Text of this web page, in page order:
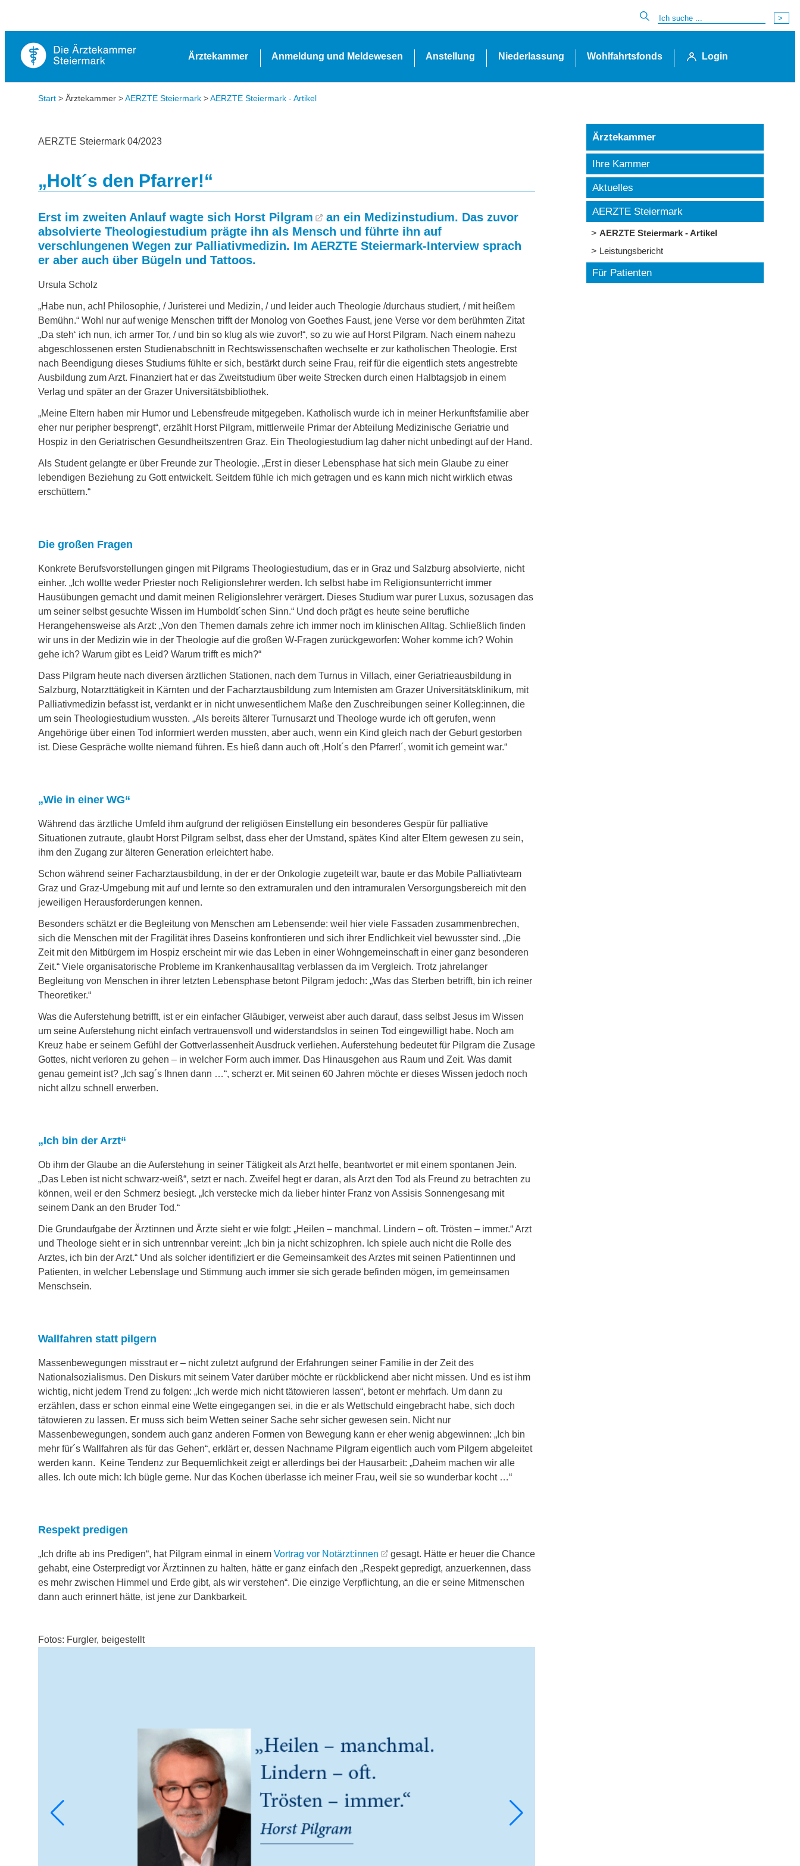
Ärztekammer Anmeldung und Meldewesen Anstellung Niederlassung Wohlfahrtsfonds Login
Start > Ärztekammer >AERZTE Steiermark >AERZTE Steiermark - Artikel
AERZTE Steiermark 04/2023
„Holt´s den Pfarrer!“
Erst im zweiten Anlauf wagte sich Horst Pilgram
an ein Medizinstudium. Das zuvor
absolvierte Theologiestudium prägte ihn als Mensch und führte ihn auf
verschlungenen Wegen zur Palliativmedizin. Im AERZTE Steiermark-Interview sprach
er aber auch über Bügeln und Tattoos.
Ursula Scholz
„Habe nun, ach! Philosophie, / Juristerei und Medizin, / und leider auch Theologie /durchaus studiert, / mit heißem
Bemühn.“ Wohl nur auf wenige Menschen trifft der Monolog von Goethes Faust, jene Verse vor dem berühmten Zitat
„Da steh‘ ich nun, ich armer Tor, / und bin so klug als wie zuvor!“, so zu wie auf Horst Pilgram. Nach einem nahezu
abgeschlossenen ersten Studienabschnitt in Rechtswissenschaften wechselte er zur katholischen Theologie. Erst
nach Beendigung dieses Studiums fühlte er sich, bestärkt durch seine Frau, reif für die eigentlich stets angestrebte
Ausbildung zum Arzt. Finanziert hat er das Zweitstudium über weite Strecken durch einen Halbtagsjob in einem
Verlag und später an der Grazer Universitätsbibliothek.
„Meine Eltern haben mir Humor und Lebensfreude mitgegeben. Katholisch wurde ich in meiner Herkunftsfamilie aber
eher nur peripher besprengt“, erzählt Horst Pilgram, mittlerweile Primar der Abteilung Medizinische Geriatrie und
Hospiz in den Geriatrischen Gesundheitszentren Graz. Ein Theologiestudium lag daher nicht unbedingt auf der Hand.
Als Student gelangte er über Freunde zur Theologie. „Erst in dieser Lebensphase hat sich mein Glaube zu einer
lebendigen Beziehung zu Gott entwickelt. Seitdem fühle ich mich getragen und es kann mich nicht wirklich etwas
erschüttern.“
Die großen Fragen
Konkrete Berufsvorstellungen gingen mit Pilgrams Theologiestudium, das er in Graz und Salzburg absolvierte, nicht
einher. „Ich wollte weder Priester noch Religionslehrer werden. Ich selbst habe im Religionsunterricht immer
Hausübungen gemacht und damit meinen Religionslehrer verärgert. Dieses Studium war purer Luxus, sozusagen das
um seiner selbst gesuchte Wissen im Humboldt´schen Sinn.“ Und doch prägt es heute seine berufliche
Herangehensweise als Arzt: „Von den Themen damals zehre ich immer noch im klinischen Alltag. Schließlich finden
wir uns in der Medizin wie in der Theologie auf die großen W-Fragen zurückgeworfen: Woher komme ich? Wohin
gehe ich? Warum gibt es Leid? Warum trifft es mich?“
Dass Pilgram heute nach diversen ärztlichen Stationen, nach dem Turnus in Villach, einer Geriatrieausbildung in
Salzburg, Notarzttätigkeit in Kärnten und der Facharztausbildung zum Internisten am Grazer Universitätsklinikum, mit
Palliativmedizin befasst ist, verdankt er in nicht unwesentlichem Maße den Zuschreibungen seiner Kolleg:innen, die
um sein Theologiestudium wussten. „Als bereits älterer Turnusarzt und Theologe wurde ich oft gerufen, wenn
Angehörige über einen Tod informiert werden mussten, aber auch, wenn ein Kind gleich nach der Geburt gestorben
ist. Diese Gespräche wollte niemand führen. Es hieß dann auch oft ,Holt´s den Pfarrer!´, womit ich gemeint war.“
„Wie in einer WG“
Während das ärztliche Umfeld ihm aufgrund der religiösen Einstellung ein besonderes Gespür für palliative
Situationen zutraute, glaubt Horst Pilgram selbst, dass eher der Umstand, spätes Kind alter Eltern gewesen zu sein,
ihm den Zugang zur älteren Generation erleichtert habe.
Schon während seiner Facharztausbildung, in der er der Onkologie zugeteilt war, baute er das Mobile Palliativteam
Graz und Graz-Umgebung mit auf und lernte so den extramuralen und den intramuralen Versorgungsbereich mit den
jeweiligen Herausforderungen kennen.
Besonders schätzt er die Begleitung von Menschen am Lebensende: weil hier viele Fassaden zusammenbrechen,
sich die Menschen mit der Fragilität ihres Daseins konfrontieren und sich ihrer Endlichkeit viel bewusster sind. „Die
Zeit mit den Mitbürgern im Hospiz erscheint mir wie das Leben in einer Wohngemeinschaft in einer ganz besonderen
Zeit.“ Viele organisatorische Probleme im Krankenhausalltag verblassen da im Vergleich. Trotz jahrelanger
Begleitung von Menschen in ihrer letzten Lebensphase betont Pilgram jedoch: „Was das Sterben betrifft, bin ich reiner
Theoretiker.“
Was die Auferstehung betrifft, ist er ein einfacher Gläubiger, verweist aber auch darauf, dass selbst Jesus im Wissen
um seine Auferstehung nicht einfach vertrauensvoll und widerstandslos in seinen Tod eingewilligt habe. Noch am
Kreuz habe er seinem Gefühl der Gottverlassenheit Ausdruck verliehen. Auferstehung bedeutet für Pilgram die Zusage
Gottes, nicht verloren zu gehen – in welcher Form auch immer. Das Hinausgehen aus Raum und Zeit. Was damit
genau gemeint ist? „Ich sag´s Ihnen dann …“, scherzt er. Mit seinen 60 Jahren möchte er dieses Wissen jedoch noch
nicht allzu schnell erwerben.
„Ich bin der Arzt“
Ob ihm der Glaube an die Auferstehung in seiner Tätigkeit als Arzt helfe, beantwortet er mit einem spontanen Jein.
„Das Leben ist nicht schwarz-weiß“, setzt er nach. Zweifel hegt er daran, als Arzt den Tod als Freund zu betrachten zu
können, weil er den Schmerz besiegt. „Ich verstecke mich da lieber hinter Franz von Assisis Sonnengesang mit
seinem Dank an den Bruder Tod.“
Die Grundaufgabe der Ärztinnen und Ärzte sieht er wie folgt: „Heilen – manchmal. Lindern – oft. Trösten – immer.“ Arzt
und Theologe sieht er in sich untrennbar vereint: „Ich bin ja nicht schizophren. Ich spiele auch nicht die Rolle des
Arztes, ich bin der Arzt.“ Und als solcher identifiziert er die Gemeinsamkeit des Arztes mit seinen Patientinnen und
Patienten, in welcher Lebenslage und Stimmung auch immer sie sich gerade befinden mögen, im gemeinsamen
Menschsein.
Wallfahren statt pilgern
Massenbewegungen misstraut er – nicht zuletzt aufgrund der Erfahrungen seiner Familie in der Zeit des
Nationalsozialismus. Den Diskurs mit seinem Vater darüber möchte er rückblickend aber nicht missen. Und es ist ihm
wichtig, nicht jedem Trend zu folgen: „Ich werde mich nicht tätowieren lassen“, betont er mehrfach. Um dann zu
erzählen, dass er schon einmal eine Wette eingegangen sei, in die er als Wettschuld eingebracht habe, sich doch
tätowieren zu lassen. Er muss sich beim Wetten seiner Sache sehr sicher gewesen sein. Nicht nur
Massenbewegungen, sondern auch ganz anderen Formen von Bewegung kann er eher wenig abgewinnen: „Ich bin
mehr für´s Wallfahren als für das Gehen“, erklärt er, dessen Nachname Pilgram eigentlich auch vom Pilgern abgeleitet
werden kann. Keine Tendenz zur Bequemlichkeit zeigt er allerdings bei der Hausarbeit: „Daheim machen wir alle
alles. Ich oute mich: Ich bügle gerne. Nur das Kochen überlasse ich meiner Frau, weil sie so wunderbar kocht …“
Respekt predigen
„Ich drifte ab ins Predigen“, hat Pilgram einmal in einem Vortrag vor Notärzt:innen
gesagt. Hätte er heuer die Chance
gehabt, eine Osterpredigt vor Ärzt:innen zu halten, hätte er ganz einfach den „Respekt gepredigt, anzuerkennen, dass
es mehr zwischen Himmel und Erde gibt, als wir verstehen“. Die einzige Verpflichtung, an die er seine Mitmenschen
dann auch erinnert hätte, ist jene zur Dankbarkeit.
Fotos: Furgler, beigestellt
Ärztekammer
Ihre Kammer
Aktuelles
AERZTE Steiermark
AERZTE Steiermark - Artikel
Leistungsbericht
Für Patienten